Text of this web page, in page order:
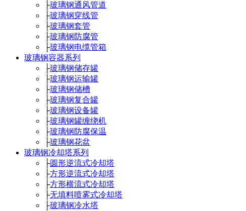
├玻璃钢通风管道
├玻璃钢穿线管
├玻璃钢套管
├玻璃钢防腐管
├玻璃钢电缆管箱
玻璃钢容器系列
├玻璃钢储存罐
├玻璃钢运输罐
├玻璃钢储槽
├玻璃钢复合罐
├玻璃钢设备罐
├玻璃钢罐缠绕机
├玻璃钢防腐保温
├玻璃钢花盆
玻璃钢冷却塔系列
├圆形逆流式冷却塔
├方形逆流式冷却塔
├方形横流式冷却塔
├无填料喷雾式冷却塔
├玻璃钢冷水塔